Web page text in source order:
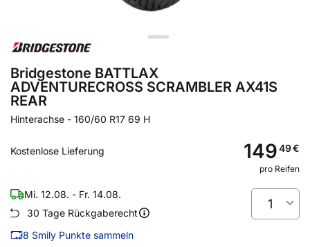
Bridgestone BATTLAX
ADVENTURECROSS SCRAMBLER AX41S
REAR
Hinterachse - 160/60 R17 69 H
Kostenlose Lieferung 14949€
pro Reifen
Mi. 12.08. - Fr. 14.08.
30 Tage Rückgaberecht
8 Smily Punkte sammeln
1